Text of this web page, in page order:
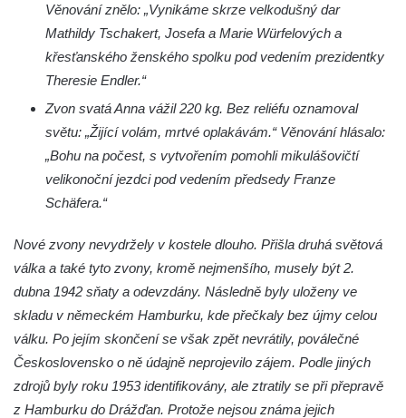
hřbitově v Kralupech nad Vltavou
Hrobová kaple rodiny Hrubých I. na
hřbitově v Kralupech nad Vltavou
Hrobová kaple rodiny Pejškovy na hřbitově
v Kralupech nad Vltavou
Chrám Záštity Přesvaté Bohorodice (bývalá
hřbitovní kaple) v Kralupech nad Vltavou
Kaple v Českolipské ulici v Mělníku-
Mlazicích
Kaple svatého Jana Nepomuckého ve
Vehlovicích
Kostel svaté Máří Magdaleny v Mařenicích
Věnování znělo: „Vynikáme skrze velkodušný dar
Mathildy Tschakert, Josefa a Marie Würfelových a
křesťanského ženského spolku pod vedením prezidentky
Theresie Endler.“
Zvon svatá Anna vážil 220 kg. Bez reliéfu oznamoval
světu: „Žijící volám, mrtvé oplakávám.“ Věnování hlásalo:
„Bohu na počest, s vytvořením pomohli mikulášovičtí
velikonoční jezdci pod vedením předsedy Franze
Schäfera.“
Nové zvony nevydržely v kostele dlouho. Přišla druhá světová
válka a také tyto zvony, kromě nejmenšího, musely být 2.
dubna 1942 sňaty a odevzdány. Následně byly uloženy ve
skladu v německém Hamburku, kde přečkaly bez újmy celou
válku. Po jejím skončení se však zpět nevrátily, poválečné
Československo o ně údajně neprojevilo zájem. Podle jiných
zdrojů byly roku 1953 identifikovány, ale ztratily se při přepravě
z Hamburku do Drážďan. Protože nejsou známa jejich